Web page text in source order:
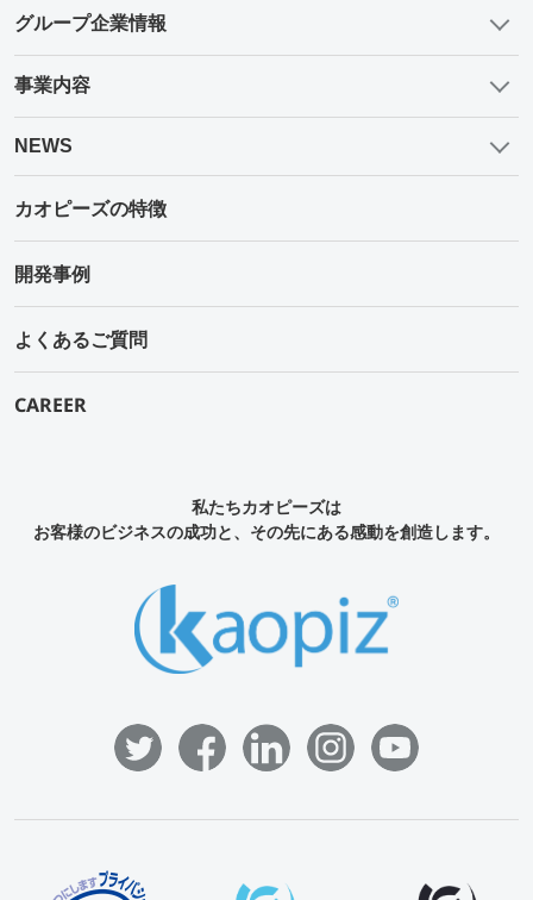
グループ企業情報
事業内容
NEWS
カオピーズの特徴
開発事例
よくあるご質問
CAREER
私たちカオピーズは
お客様のビジネスの成功と、その先にある感動を創造します。